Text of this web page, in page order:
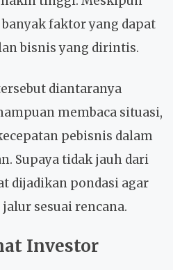
faktor yang dapat
bisnis yang dirintis.
diantaranya
membaca situasi,
pebisnis dalam
Supaya tidak jauh dari
dijadikan pondasi agar
sesuai rencana.
Investor